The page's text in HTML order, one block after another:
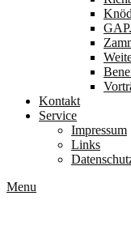
Kontakt
Service
Impressum
Links
Menu